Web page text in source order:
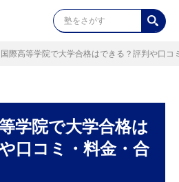
際高等学院で大学合格はできる？評判や口コ
学院で大学合格は
口コミ・料金・合